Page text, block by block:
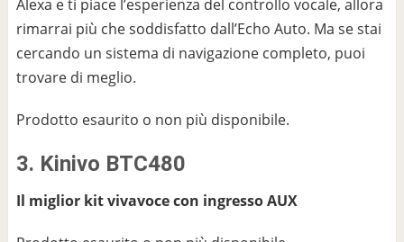
Alexa e ti piace l’esperienza del controllo vocale, allora
rimarrai più che soddisfatto dall’Echo Auto. Ma se stai
cercando un sistema di navigazione completo, puoi
trovare di meglio.
Prodotto esaurito o non più disponibile.
3. Kinivo BTC480
Il miglior kit vivavoce con ingresso AUX